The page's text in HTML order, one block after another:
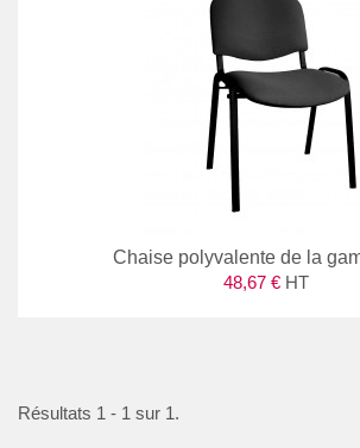
Chaise polyvalente de la
48,67 € HT
Résultats 1 - 1 sur 1.